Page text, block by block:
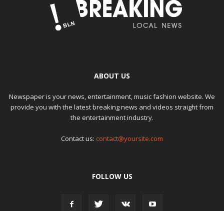
ABOUT US
Newspaper is your news, entertainment, music fashion website. We
provide you with the latest breaking news and videos straight from
the entertainment industry.
Contact us: contact@yoursite.com
FOLLOW US